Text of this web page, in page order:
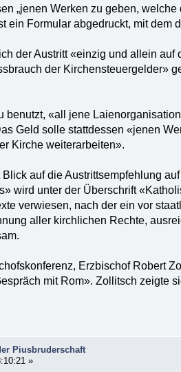
„jenen Werken zu geben,
ein Formular abgedruckt, mit dem
der Austritt «einzig und allein
der Kirchensteuergelder»
benutzt, «all jene
Geld solle stattdessen «jenen
Kirche weiterarbeiten».
auf die Austrittsempfehlung
wird unter der Überschrift
verwiesen, nach der ein vor
aller kirchlichen Rechte,
Erzbischof Robert
mit Rom». Zollitsch zeigte
Piusbruderschaft
»